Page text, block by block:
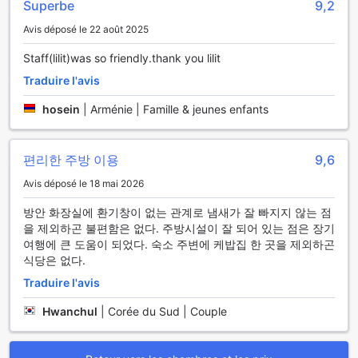
d'affaires comme pour les vacanciers, garantissant que
vous restiez toujours en contact avec le monde extérieur.
Facilités de Transport au Popock Baghramyan
Au Popock Baghramyan, votre confort et votre commodité
sont une priorité. L'hôtel propose un service de transfert
toute sérénité. Que vous arriviez ou partiez, ce service
pratique vous assure un trajet sans tracas entre l'aéroport
votre voyage en Arménie.
De plus, Popock Baghramyan offre une possibilité de
stationnement gratuit sur place, vous permettant de garer
votre véhicule en toute simplicité. Pour ceux qui souhaitent
explorer les merveilles d'Érévan et ses environs, l'hôtel
propose également des visites guidées, vous permettant
de découvrir les richesses culturelles et historiques de la
région sans avoir à vous soucier des transports. Avec ces
installations de transport, votre séjour sera non seulement
agréable mais aussi parfaitement organisé.
Superbe 9,2
Avis déposé le 22 août 2025
Staff(lilit)was so friendly.thank you lilit
Traduire l'avis
hosein Arménie | Famille & jeunes enfants
편리한 주방 이용 9,6
Avis déposé le 18 mai 2026
방안 화장실에 환기창이 없는 관계로 냄새가 잘 빠지지 않는 점
을 제외하곤 불편함은 없다. 주방시설이 잘 되어 있는 점은 장기
여행에 큰 도움이 되었다. 숙소 주변에 케밥집 한 곳을 제외하곤
식당은 없다.
Traduire l'avis
Hwanchul Corée du Sud | Couple